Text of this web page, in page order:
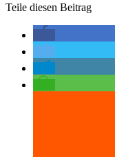
Teile diesen Beitrag